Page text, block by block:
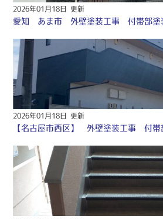
2026年01月18日 更新
2026年01月18日 更新